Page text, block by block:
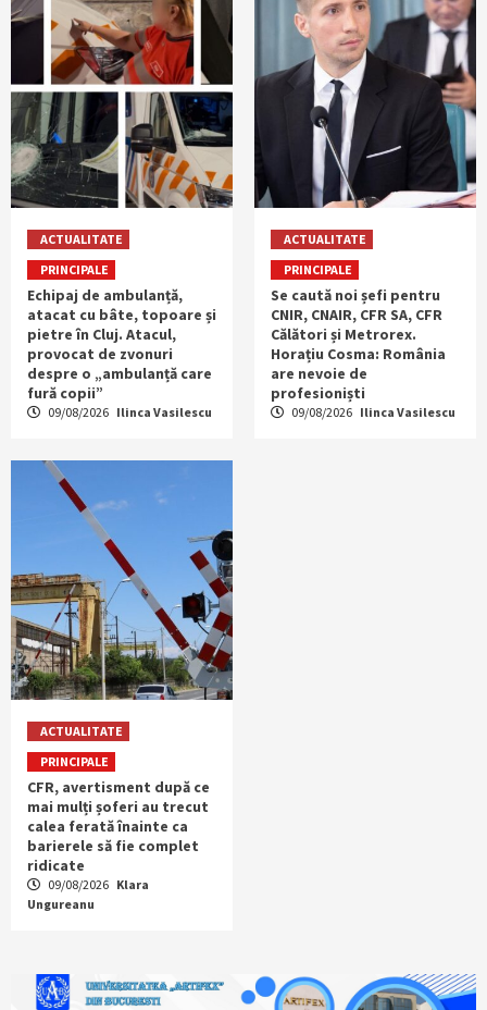
ACTUALITATE
PRINCIPALE
Echipaj de ambulanță,
atacat cu bâte, topoare și
pietre în Cluj. Atacul,
provocat de zvonuri
despre o „ambulanță care
fură copii”
09/08/2026 Ilinca Vasilescu
ACTUALITATE
PRINCIPALE
Se caută noi șefi pentru
CNIR, CNAIR, CFR SA, CFR
Călători și Metrorex.
Horațiu Cosma: România
are nevoie de
profesioniști
09/08/2026 Ilinca Vasilescu
ACTUALITATE
PRINCIPALE
CFR, avertisment după ce
mai mulți șoferi au trecut
calea ferată înainte ca
barierele să fie complet
ridicate
09/08/2026 Klara
Ungureanu